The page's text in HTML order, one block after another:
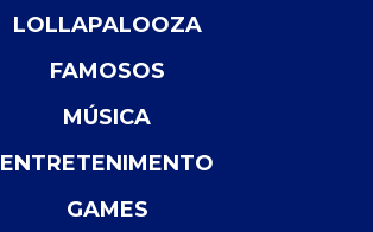
LOLLAPALOOZA
FAMOSOS
MÚSICA
ENTRETENIMENTO
GAMES